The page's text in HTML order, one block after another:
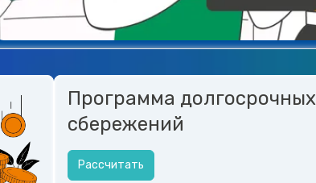
Программа долгосрочных
сбережений
Рассчитать